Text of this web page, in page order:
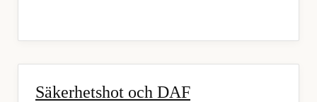
Säkerhetshot och DAF